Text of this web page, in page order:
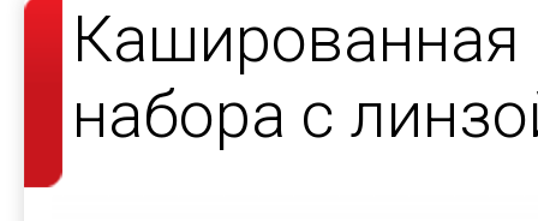
Кашированная
набора с